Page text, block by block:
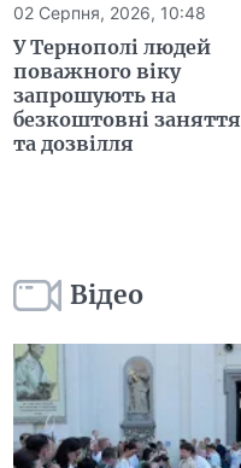
02 Серпня, 2026, 10:48
У Тернополі людей
поважного віку
запрошують на
безкоштовні заняття
та дозвілля
Відео